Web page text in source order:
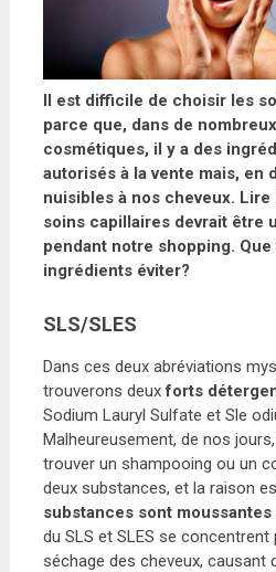
Il est difficile de choisir les
parce que, dans de
cosmétiques, il y a des
autorisés à la vente mais, en
nuisibles à nos cheveux.
soins capillaires devrait être
pendant notre shopping.
ingrédients éviter?
SLS/SLES
Dans ces deux abréviations
trouverons deuxforts
Sodium Lauryl Sulfate et Sle
Malheureusement, de nos
trouver un shampooing ou un
deux substances, et la raison
substances sont moussantes
du SLS et SLES se
séchage des cheveux, causant